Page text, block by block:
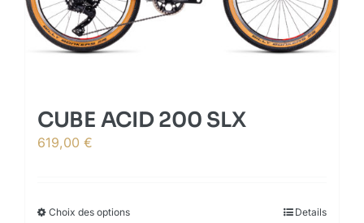
on
the
CUBE ACID 200 SLX
619,00 €
Choix des optionsThis
Details